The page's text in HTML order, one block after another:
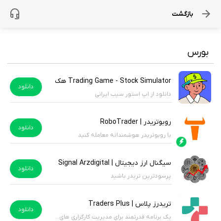
بازگشت
بورس
Trading Game - Stock Simulator هک شده
دانلود از اپ استور سیب ایرانی
دانلود
روبوتریدر | RoboTrader
با روبوتریدر هوشمندانه معامله کنید
دانلود
سیگنال ارز دیجیتال | Signal Arzdigital
پرسودترین تریدر باشید
دانلود
تریدرز پلاس | Traders Plus
یک برنامه قدرتمند برای مدیریت کارگزاری های خود
دانلود